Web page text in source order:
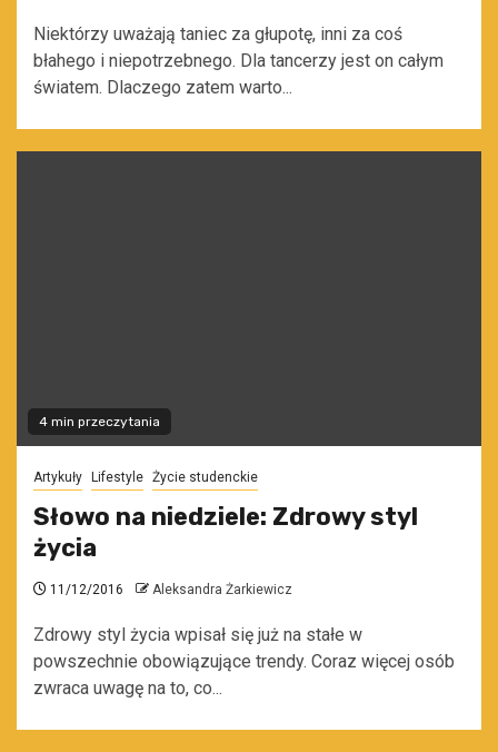
Niektórzy uważają taniec za głupotę, inni za coś
błahego i niepotrzebnego. Dla tancerzy jest on całym
światem. Dlaczego zatem warto...
4 min przeczytania
Artykuły Lifestyle Życie studenckie
Słowo na niedziele: Zdrowy styl
życia
11/12/2016 Aleksandra Żarkiewicz
Zdrowy styl życia wpisał się już na stałe w
powszechnie obowiązujące trendy. Coraz więcej osób
zwraca uwagę na to, co...